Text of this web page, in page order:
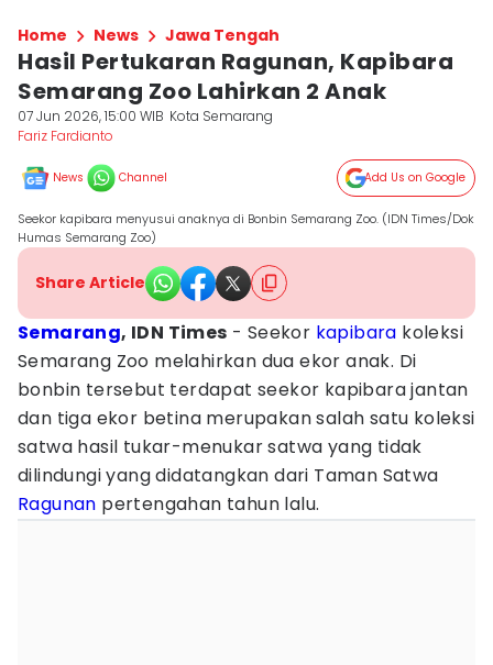
Home News Jawa Tengah
Hasil Pertukaran Ragunan, Kapibara
Semarang Zoo Lahirkan 2 Anak
07 Jun 2026, 15:00 WIB Kota Semarang
Fariz Fardianto
News Channel Add Us on Google
Seekor kapibara menyusui anaknya di Bonbin Semarang Zoo. (IDN Times/Dok
Humas Semarang Zoo)
Share Article
Semarang, IDN Times - Seekor kapibara koleksi
Semarang Zoo melahirkan dua ekor anak. Di
bonbin tersebut terdapat seekor kapibara jantan
dan tiga ekor betina merupakan salah satu koleksi
satwa hasil tukar-menukar satwa yang tidak
dilindungi yang didatangkan dari Taman Satwa
Ragunan pertengahan tahun lalu.